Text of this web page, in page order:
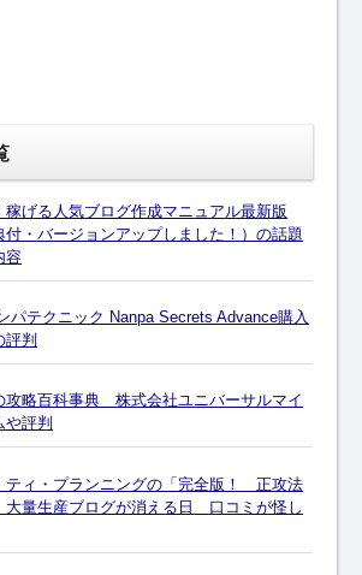
稼げる人気ブログ作成マニュアル最新版
付・バージョンアップしました！）の話題
容
パテクニック Nanpa Secrets Advance購入
評判
攻略百科事典 株式会社ユニバーサルマイ
や評判
ティ・プランニングの「完全版！ 正攻法
量生産ブログが消える日 口コミが怪し